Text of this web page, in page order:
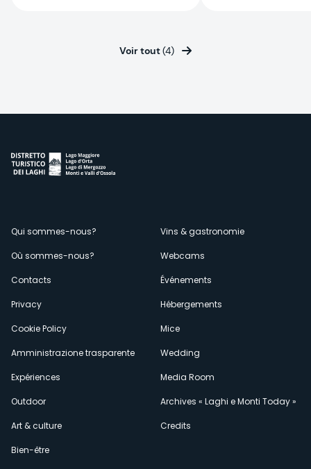
Voir tout(4)
Menù
secondario
Qui sommes-nous?
Où sommes-nous?
Contacts
Privacy
Cookie Policy
Amministrazione trasparente
Expériences
Outdoor
Art & culture
Bien-être
Vins & gastronomie
Webcams
Événements
Hébergements
Mice
Wedding
Media Room
Archives « Laghi e Monti Today »
Credits